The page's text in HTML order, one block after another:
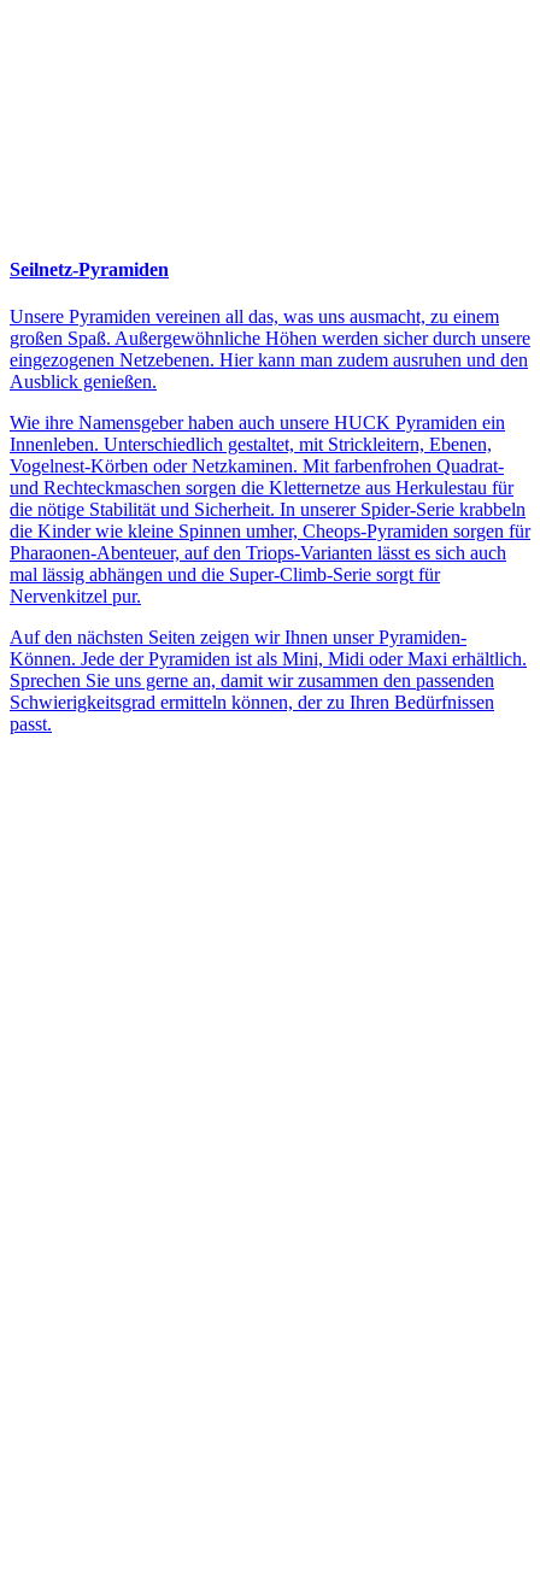
Seilnetz-Pyramiden
Unsere Pyramiden vereinen all das, was uns ausmacht, zu einem
großen Spaß. Außergewöhnliche Höhen werden sicher durch unsere
eingezogenen Netzebenen. Hier kann man zudem ausruhen und den
Ausblick genießen.
Wie ihre Namensgeber haben auch unsere HUCK Pyramiden ein
Innenleben. Unterschiedlich gestaltet, mit Strickleitern, Ebenen,
Vogelnest-Körben oder Netzkaminen. Mit farbenfrohen Quadrat-
und Rechteckmaschen sorgen die Kletternetze aus Herkulestau für
die nötige Stabilität und Sicherheit. In unserer Spider-Serie krabbeln
die Kinder wie kleine Spinnen umher, Cheops-Pyramiden sorgen für
Pharaonen-Abenteuer, auf den Triops-Varianten lässt es sich auch
mal lässig abhängen und die Super-Climb-Serie sorgt für
Nervenkitzel pur.
Auf den nächsten Seiten zeigen wir Ihnen unser Pyramiden-
Können. Jede der Pyramiden ist als Mini, Midi oder Maxi erhältlich.
Sprechen Sie uns gerne an, damit wir zusammen den passenden
Schwierigkeitsgrad ermitteln können, der zu Ihren Bedürfnissen
passt.